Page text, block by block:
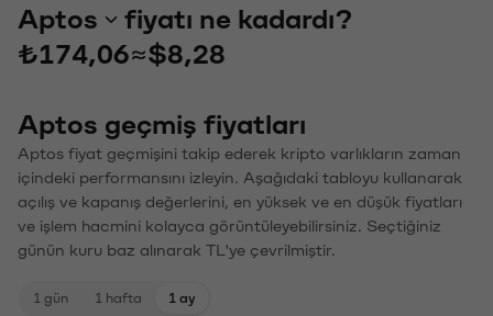
Aptos
fiyatı ne kadardı?
₺174,06≈$8,28
Aptos geçmiş fiyatları
Aptos fiyat geçmişini takip ederek kripto varlıkların zaman
içindeki performansını izleyin. Aşağıdaki tabloyu kullanarak
açılış ve kapanış değerlerini, en yüksek ve en düşük fiyatları
ve işlem hacmini kolayca görüntüleyebilirsiniz. Seçtiğiniz
günün kuru baz alınarak TL'ye çevrilmiştir.
1 gün 1 hafta 1 ay